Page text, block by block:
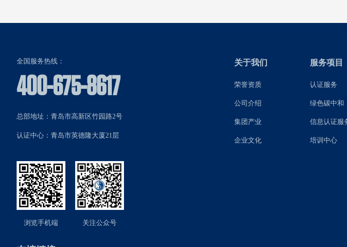
全国服务热线：
400-675-8617
总部地址：青岛市高新区竹园路2号
认证中心：青岛市英德隆大厦21层
浏览手机端 关注公众号
关于我们
荣誉资质
公司介绍
集团产业
企业文化
服务项目
认证服务
绿色碳中和
信息认证服
培训中心